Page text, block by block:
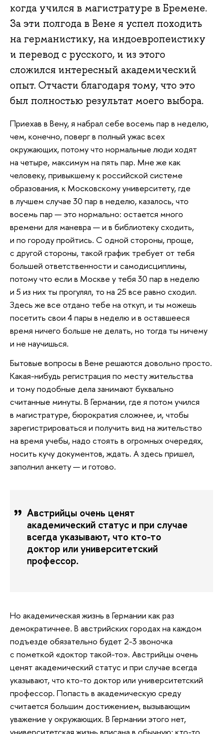
когда учился в магистратуре в Бремене.
За эти полгода в Вене я успел походить
на германистику, на индоевропеистику
и перевод с русского, и из этого
сложился интересный академический
опыт. Отчасти благодаря тому, что это
был полностью результат моего выбора.
Приехав в Вену, я набрал себе восемь пар в неделю,
чем, конечно, поверг в полный ужас всех
окружающих, потому что нормальные люди ходят
на четыре, максимум на пять пар. Мне же как
человеку, привыкшему к российской системе
образования, к Московскому университету, где
в лучшем случае 30 пар в неделю, казалось, что
восемь пар — это нормально: остается много
времени для маневра — и в библиотеку сходить,
и по городу пройтись. С одной стороны, проще,
с другой стороны, такой график требует от тебя
большей ответственности и самодисциплины,
потому что если в Москве у тебя 30 пар в неделю
и 5 из них ты прогулял, то на 25 все равно сходил.
Здесь же все отдано тебе на откуп, и ты можешь
посетить свои 4 пары в неделю и в оставшееся
время ничего больше не делать, но тогда ты ничему
и не научишься.
Бытовые вопросы в Вене решаются довольно просто.
Какая-нибудь регистрация по месту жительства
и тому подобные дела занимают буквально
считанные минуты. В Германии, где я потом учился
в магистратуре, бюрократия сложнее, и, чтобы
зарегистрироваться и получить вид на жительство
на время учебы, надо стоять в огромных очередях,
носить кучу документов, ждать. А здесь пришел,
заполнил анкету — и готово.
Австрийцы очень ценят
академический статус и при случае
всегда указывают, что кто-то
доктор или университетский
профессор.
Но академическая жизнь в Германии как раз
демократичнее. В австрийских городах на каждом
подъезде обязательно будет 2-3 звоночка
с пометкой «доктор такой-то». Австрийцы очень
ценят академический статус и при случае всегда
указывают, что кто-то доктор или университетский
профессор. Попасть в академическую среду
считается большим достижением, вызывающим
уважение у окружающих. В Германии этого нет,
университетская жизнь вписана в обычную: кто-то